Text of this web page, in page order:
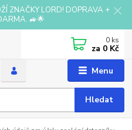
ZNAČKY LORD! DOPRAVA +
🚙🌟
Menu
Hledat
0 ks
za 0 Kč